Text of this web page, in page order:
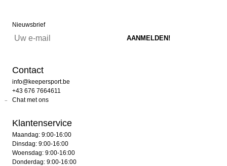
Nieuwsbrief
Contact
info@keepersport.be
+43 676 7664611
Chat met ons
Klantenservice
Maandag: 9:00-16:00
Dinsdag: 9:00-16:00
Woensdag: 9:00-16:00
Donderdag: 9:00-16:00